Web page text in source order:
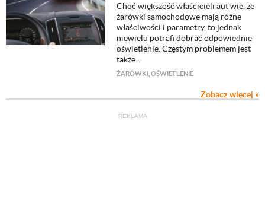
​Choć większość właścicieli aut wie, że
żarówki samochodowe mają różne
właściwości i parametry, to jednak
niewielu potrafi dobrać odpowiednie
oświetlenie. Częstym problemem jest
także...
ŻARÓWKI, OŚWIETLENIE
Zobacz więcej »
REKLAMA